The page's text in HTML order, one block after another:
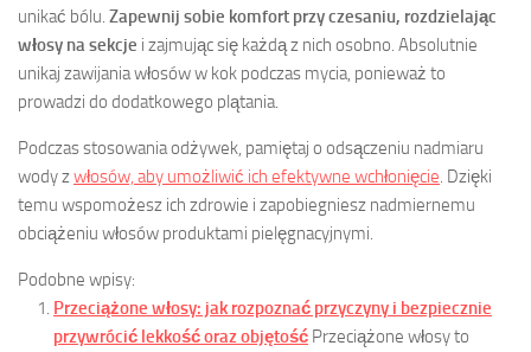
unikać bólu. Zapewnij sobie komfort przy czesaniu, rozdzielając
włosy na sekcje i zajmując się każdą z nich osobno. Absolutnie
unikaj zawijania włosów w kok podczas mycia, ponieważ to
prowadzi do dodatkowego plątania.
Podczas stosowania odżywek, pamiętaj o odsączeniu nadmiaru
wody zwłosów, aby umożliwić ich efektywne wchłonięcie . Dzięki
temu wspomożesz ich zdrowie i zapobiegniesz nadmiernemu
obciążeniu włosów produktami pielęgnacyjnymi.
Podobne wpisy:
Przeciążone włosy: jak rozpoznać przyczyny i bezpiecznie
przywrócić lekkość oraz objętość Przeciążone włosy to